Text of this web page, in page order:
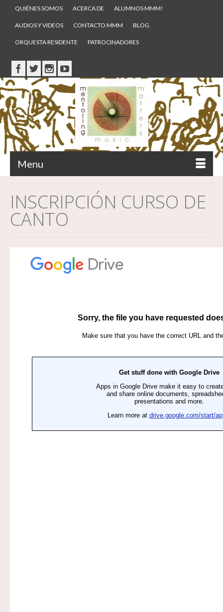
QUIÉNES SOMOS ACERCA DE ALUMNOS MMM!
AUDIOS Y VIDEOS CONTACTO MMM BLOG
ORQUESTA RESIDENTE PATROCINADORES
Menu
INSCRIPCIÓN CURSO DE
CANTO